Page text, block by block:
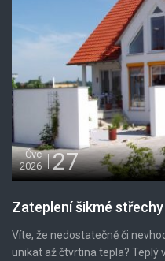
Čvc
2026
27
Zateplení šikmé
Víte, že nedostatečně či
unikat až čtvrtina tepla? Teplý